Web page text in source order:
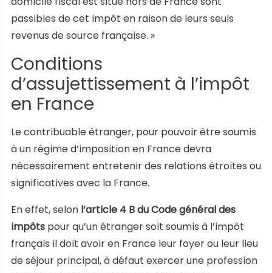
passibles de cet impôt en raison de leurs seuls
revenus de source française. »
Conditions
d’assujettissement à l’impôt
en France
Le contribuable étranger, pour pouvoir être soumis
à un régime d’imposition en France devra
nécessairement entretenir des relations étroites ou
significatives avec la France.
En effet, selon l’article 4 B du Code général des
impôts pour qu’un étranger soit soumis à l’impôt
français il doit avoir en France leur foyer ou leur lieu
de séjour principal, à défaut exercer une profession